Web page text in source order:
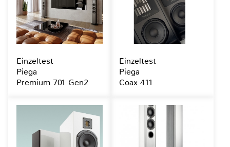
Einzeltest
Piega
Premium 701 Gen2
Einzeltest
Piega
Coax 411